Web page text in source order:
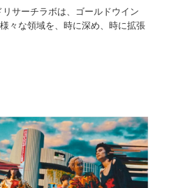
サーチラボは、ゴールドウイン
々な領域を、時に深め、時に拡張